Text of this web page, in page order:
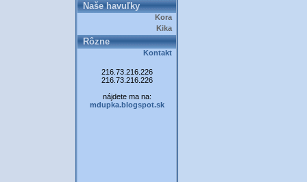
Naše havuľky
Kora
Kika
Rôzne
Kontakt
216.73.216.226
216.73.216.226
nájdete ma na:
mdupka.blogspot.sk